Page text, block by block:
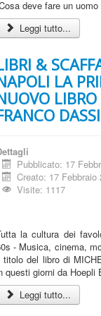
deve fare un
Leggi tutto...
&
LA
Pubblicato: 17
Creato: 17 Febbraio
Visite: 1117
la cultura dei
- Musica, cinema,
titolo del libro di
questi giorni da Hoepli
Leggi tutto...